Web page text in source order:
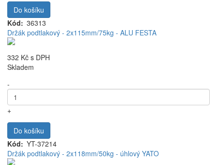
Do košíku
Kód
36313
Držák podtlakový - 2x115mm/75kg - ALU FESTA
332 Kč s DPH
Skladem
-
+
Do košíku
Kód
YT-37214
Držák podtlakový - 2x118mm/50kg - úhlový YATO